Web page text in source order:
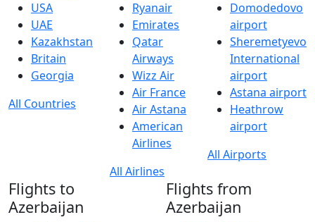
USA
UAE
Kazakhstan
Britain
Georgia
All Countries
Ryanair
Emirates
Qatar
Airways
Wizz Air
Air France
Air Astana
American
Airlines
All Airlines
Domodedovo
airport
Sheremetyevo
International
airport
Astana airport
Heathrow
airport
All Airports
Flights to
Azerbaijan
Flights from
Azerbaijan